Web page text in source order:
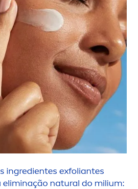
ingredientes exfoliantes
eliminação natural do milium: